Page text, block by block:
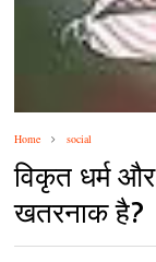
Home social
विकृत धर्म
खतरनाक है?